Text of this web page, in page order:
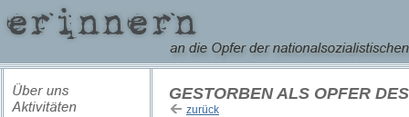
GESTORBEN ALS OPFER
zurück